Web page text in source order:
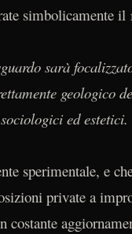
simbolicamente
sarà
geologico
ed estetici.
sperimentale, e
private a
costante